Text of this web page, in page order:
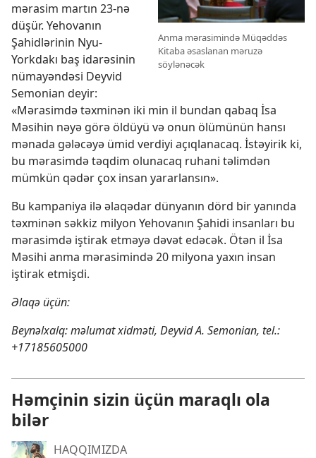
Anma mərasimində Müqəddəs
Kitaba əsaslanan məruzə
söylənəcək
mərasim martın 23-nə
düşür. Yehovanın
Şahidlərinin Nyu-
Yorkdakı baş idarəsinin
nümayəndəsi Deyvid
Semonian deyir:
«Mərasimdə təxminən iki min il bundan qabaq İsa
Məsihin nəyə görə öldüyü və onun ölümünün hansı
mənada gələcəyə ümid verdiyi açıqlanacaq. İstəyirik ki,
bu mərasimdə təqdim olunacaq ruhani təlimdən
mümkün qədər çox insan yararlansın».
Bu kampaniya ilə əlaqədar dünyanın dörd bir yanında
təxminən səkkiz milyon Yehovanın Şahidi insanları bu
mərasimdə iştirak etməyə dəvət edəcək. Ötən il İsa
Məsihi anma mərasimində 20 milyona yaxın insan
iştirak etmişdi.
Əlaqə üçün:
Beynəlxalq: məlumat xidməti, Deyvid A. Semonian, tel.:
+17185605000
Həmçinin sizin üçün maraqlı ola
bilər
HAQQIMIZDA